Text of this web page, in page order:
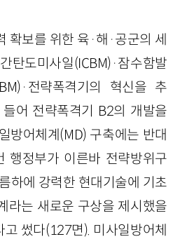
확보를 위한 육 ·해 ·공군의 세
탄도미사일(ICBM) ·잠수함발
) · 전략폭격기의 혁신을 추
어 전략폭격기 B2의 개발을
방어체계(MD) 구축에는 반대
행정부가 이른바 전략방위구
하에 강력한 현대기술에 기초
라는 새로운 구상을 제시했을
고 썼다(127면). 미사일방어체